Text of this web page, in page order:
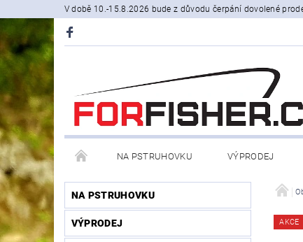
V době 10.-15.8.2026 bude z důvodu čerpání dovolené
NA PSTRUHOVKU VÝPRODEJ
STOJANY A SIGNALIZÁTORY ČLUNY,
PRODÁVANÉ ZNAČKY NOVINKY U NÁS
NA PSTRUHOVKU
VÝPRODEJ AKCE